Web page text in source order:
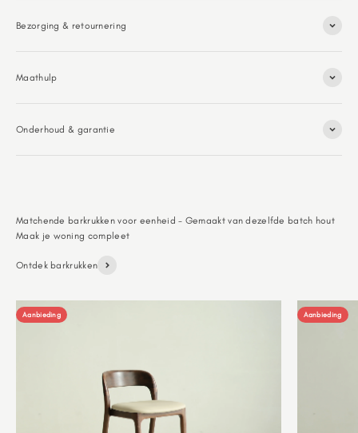
Bezorging & retournering
Maathulp
Onderhoud & garantie
Matchende barkrukken voor eenheid - Gemaakt van dezelfde batch hout
Ontdek barkrukken
Aanbieding Aanbieding